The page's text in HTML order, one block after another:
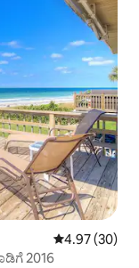
5 ರಲ್ಲಿ 4.97
4.97 (30)
2016